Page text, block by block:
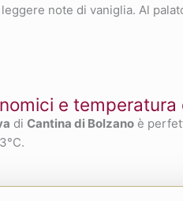
note di vaniglia. Al
e temperatura
di Cantina di Bolzano è